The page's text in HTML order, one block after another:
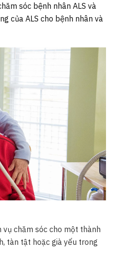
sóc bệnh nhân ALS và
của ALS cho bệnh nhân và
chăm sóc cho một thành
tàn tật hoặc già yếu trong